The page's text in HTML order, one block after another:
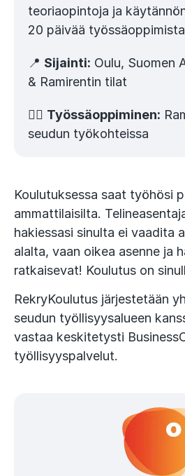
teoriaopintoja ja
20 päivää
📍 Sijainti: Oulu, Suomen
& Ramirentin tilat
👷‍♂️ Työssäoppiminen:
seudun työkohteissa
Koulutuksessa saat työhösi
ammattilaisilta.
hakiessasi sinulta ei vaadita
alalta, vaan oikea asenne ja
ratkaisevat! Koulutus on
RekryKoulutus järjestetään
seudun työllisyysalueen
vastaa keskitetysti
työllisyyspalvelut.